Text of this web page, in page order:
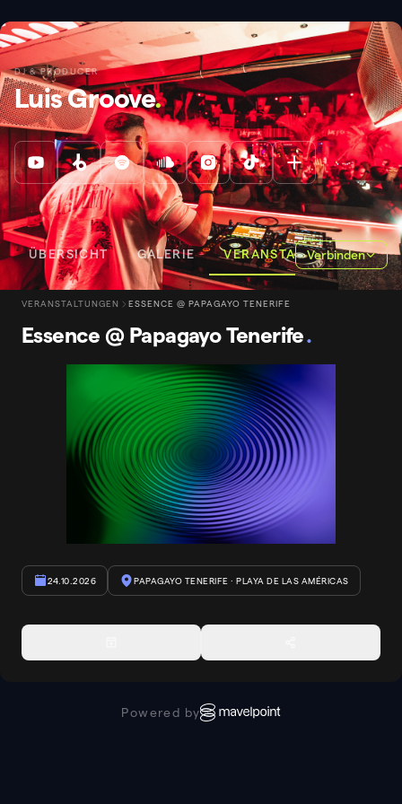
DJ & PRODUCER
Luis Groove.
ÜBERSICHT GALERIE VERANSTALTUNGEN
Verbinden
VERANSTALTUNGEN ESSENCE @ PAPAGAYO TENERIFE
Essence @ Papagayo Tenerife.
24.10.2026 PAPAGAYO TENERIFE · PLAYA DE LAS AMÉRICAS
Powered by